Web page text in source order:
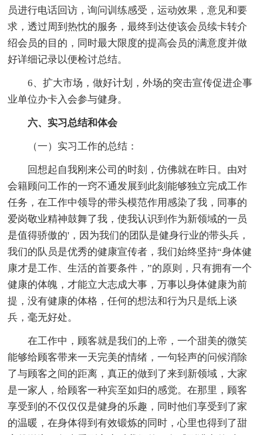
员进行电话回访，询问训练感受，运动效果，意见和要
求，透过周到热忱的服务，最终到达使该会员续卡转介
绍会员的目的，同时最大限度的提高会员的满意度并做
好详细记录以便检讨总结。
6、扩大市场，做好计划，外场的突击宣传促进企事
业单位办卡入会参与健身。
六、实习总结和体会
（一）实习工作的总结：
回想起自我刚来公司的时刻，仿佛就在昨日。由对
会籍顾问工作的一窍不通发展到此刻能够独立完成工作
任务，在工作中领导的带头模范作用感染了我，同事的
爱岗敬业精神鼓舞了我，使我认识到作为新领域的一员
是值得骄傲的'，因为我们的团队是健身行业的带头兵，
我们的队员是优秀的健康宣传者，我们始终坚持“身体健
康才是工作、生活的首要条件，”的原则，只有拥有一个
健康的体魄，才能立大志成大事，万事以身体健康为前
提，没有健康的体格，任何的想法和行为只是纸上谈
兵，毫无好处。
在工作中，顾客就是我们的上帝，一个甜美的微笑
能够给顾客带来一天完美的情绪，一句轻声的问候消除
了与顾客之间的距离，真正的做到了来到新领域，大家
是一家人，给顾客一种宾至如归的感觉。在那里，顾客
享受到的不仅仅仅是健身的乐趣，同时他们享受到了家
的温暖，在身体得到有效锻炼的同时，心里也得到了甜